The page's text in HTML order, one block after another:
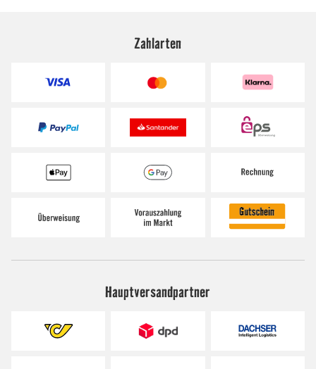
Zahlarten
Hauptversandpartner